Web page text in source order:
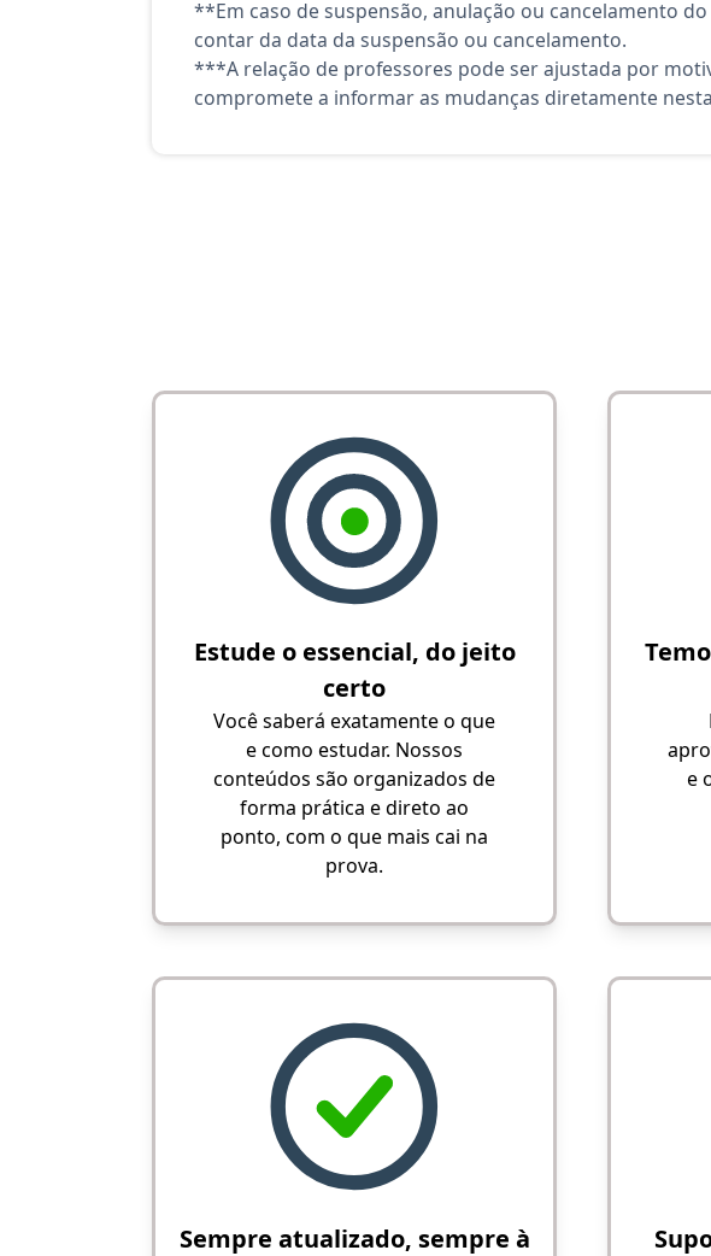
**Em caso de suspensão, anulação ou cancelamento
contar da data da suspensão ou cancelamento.
***A relação de professores pode ser ajustada por
compromete a informar as mudanças diretamente
Estude o essencial, do jeito
certo
Você saberá exatamente o que
e como estudar. Nossos
conteúdos são organizados de
forma prática e direto ao
ponto, com o que mais cai na
prova.
e
Sempre atualizado, sempre à